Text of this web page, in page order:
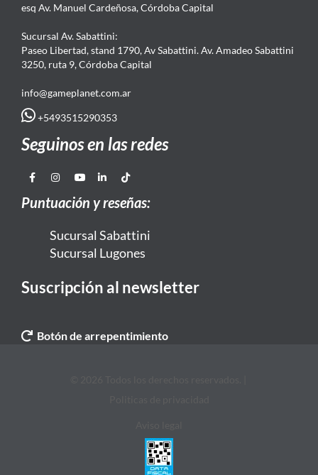
esq Av. Manuel Cardeñosa, Córdoba Capital
Sucursal Av. Sabattini:
Paseo Libertad, stand 1790, Av Sabattini. Av. Amadeo Sabattini
3250, ruta 9, Córdoba Capital
info@gameplanet.com.ar
+5493515290353
Seguinos en las redes
Puntuación y reseñas:
Sucursal Sabattini
Sucursal Lugones
Suscripción al newsletter
Botón de arrepentimiento